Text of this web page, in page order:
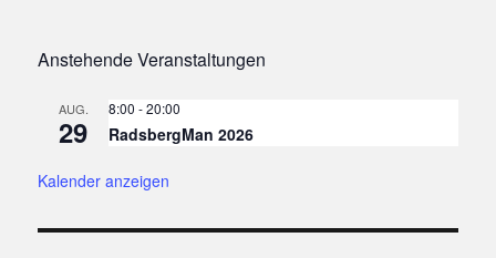
Anstehende Veranstaltungen
AUG.
29
8:00 -20:00
RadsbergMan 2026
Kalender anzeigen